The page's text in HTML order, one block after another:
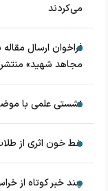
می‌کردند
فراخوان ارسال
مجاهد شهید»
نشستی علمی با
خط خون اثری از
چند خبر کوتاه از